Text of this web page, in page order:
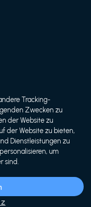
Tracking-
Zwecken zu
der Website zu
der Website zu bieten,
Dienstleistungen zu
um
sind.